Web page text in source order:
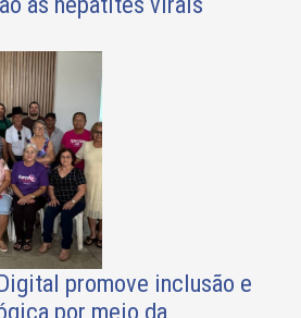
promove inclusão e
por meio da